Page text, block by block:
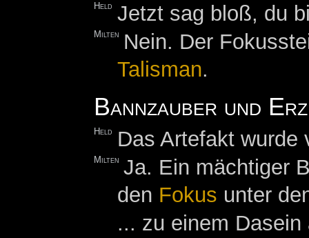
Held Jetzt sag bloß, du
Milten
Nein. Der
Talisman.
Bannzauber und
Held Das Artefakt wurde
Milten Ja. Ein mächtiger
den Fokus unter
... zu einem